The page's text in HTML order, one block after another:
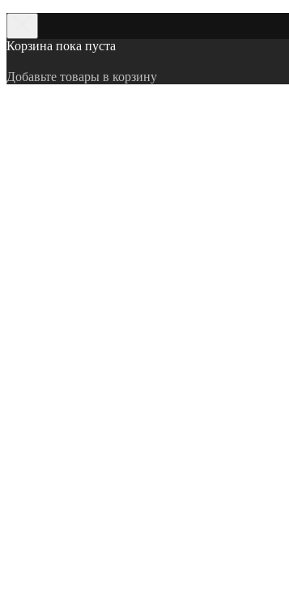
Корзина пока пуста
Добавьте товары в корзину